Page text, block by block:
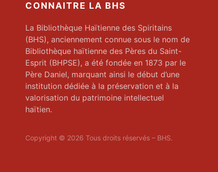
CONNAITRE LA BHS
La Bibliothèque Haïtienne des Spiritains
(BHS), anciennement connue sous le nom de
Bibliothèque haïtienne des Pères du Saint-
Esprit (BHPSE), a été fondée en 1873 par le
Père Daniel, marquant ainsi le début d’une
institution dédiée à la préservation et à la
valorisation du patrimoine intellectuel
haïtien.
Copyright © 2026 Tous droits réservés – BHS.